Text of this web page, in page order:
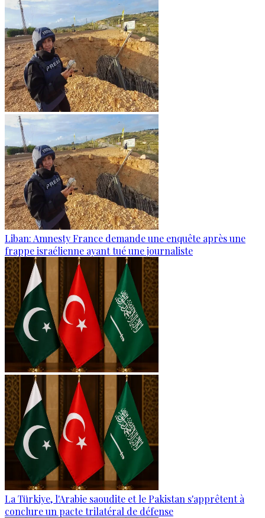
Liban: Amnesty France demande une enquête après une
frappe israélienne ayant tué une journaliste
La Türkiye, l'Arabie saoudite et le Pakistan s'apprêtent à
conclure un pacte trilatéral de défense